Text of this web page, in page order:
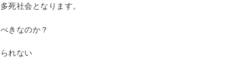
死社会となります。
きなのか？
れない